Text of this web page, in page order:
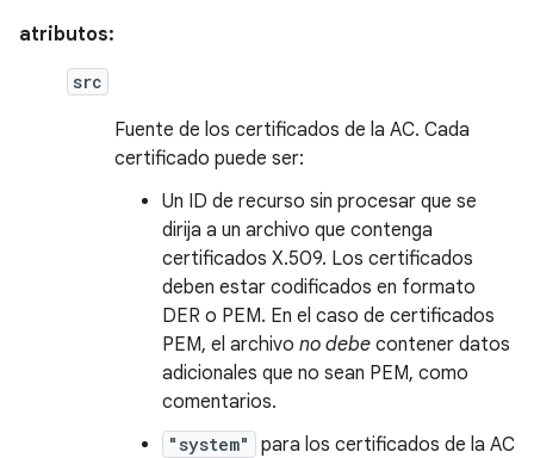
atributos:
src
Fuente de los certificados de la AC. Cada
certificado puede ser:
Un ID de recurso sin procesar que se
dirija a un archivo que contenga
certificados X.509. Los certificados
deben estar codificados en formato
DER o PEM. En el caso de certificados
PEM, el archivo no debe contener datos
adicionales que no sean PEM, como
comentarios.
"system"
para los certificados de la AC